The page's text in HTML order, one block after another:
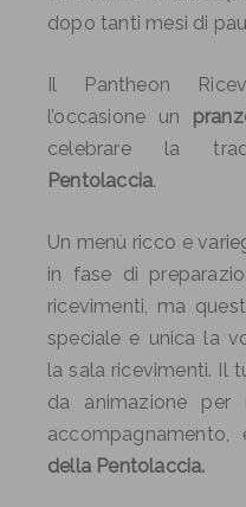
dopo tanti mesi di
Il Pantheon
l’occasione un
celebrare la
Pentolaccia.
Un menù ricco e
in fase di
ricevimenti, ma
speciale e unica la
la sala ricevimenti. Il
da animazione
accompagnamento,
della Pentolaccia.